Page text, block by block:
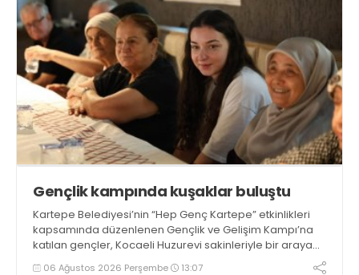
Gençlik kampında kuşaklar buluştu
Kartepe Belediyesi’nin “Hep Genç Kartepe” etkinlikleri
kapsamında düzenlenen Gençlik ve Gelişim Kampı’na
katılan gençler, Kocaeli Huzurevi sakinleriyle bir araya
geldi06 Ağustos 2026 Perşembe 13:07